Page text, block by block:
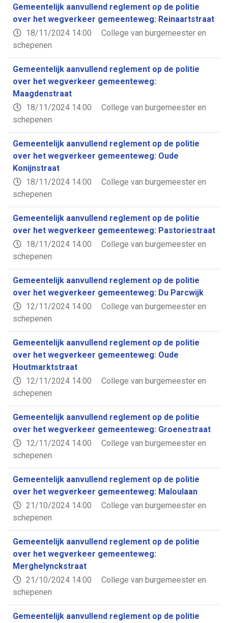
Gemeentelijk aanvullend reglement op de politie
over het wegverkeer gemeenteweg: Reinaartstraat
18/11/2024 14:00
College van burgemeester en
schepenen
Gemeentelijk aanvullend reglement op de politie
over het wegverkeer gemeenteweg:
Maagdenstraat
18/11/2024 14:00
College van burgemeester en
schepenen
Gemeentelijk aanvullend reglement op de politie
over het wegverkeer gemeenteweg: Oude
Konijnstraat
18/11/2024 14:00
College van burgemeester en
schepenen
Gemeentelijk aanvullend reglement op de politie
over het wegverkeer gemeenteweg: Pastoriestraat
18/11/2024 14:00
College van burgemeester en
schepenen
Gemeentelijk aanvullend reglement op de politie
over het wegverkeer gemeenteweg: Du Parcwijk
12/11/2024 14:00
College van burgemeester en
schepenen
Gemeentelijk aanvullend reglement op de politie
over het wegverkeer gemeenteweg: Oude
Houtmarktstraat
12/11/2024 14:00
College van burgemeester en
schepenen
Gemeentelijk aanvullend reglement op de politie
over het wegverkeer gemeenteweg: Groenestraat
12/11/2024 14:00
College van burgemeester en
schepenen
Gemeentelijk aanvullend reglement op de politie
over het wegverkeer gemeenteweg: Maloulaan
21/10/2024 14:00
College van burgemeester en
schepenen
Gemeentelijk aanvullend reglement op de politie
over het wegverkeer gemeenteweg:
Merghelynckstraat
21/10/2024 14:00
College van burgemeester en
schepenen
Gemeentelijk aanvullend reglement op de politie